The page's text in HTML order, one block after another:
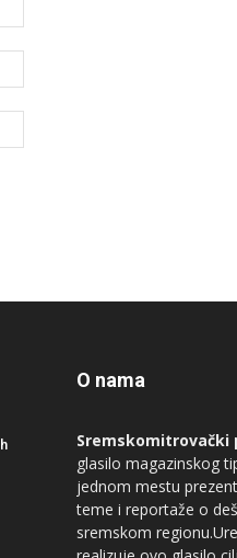
O nama
Sremskomitrovački
glasilo magazinskog
jednom mestu
teme i reportaže o
sremskom